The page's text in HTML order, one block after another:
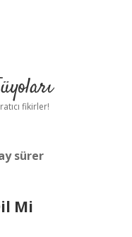
fikirler!
sürer
Mi